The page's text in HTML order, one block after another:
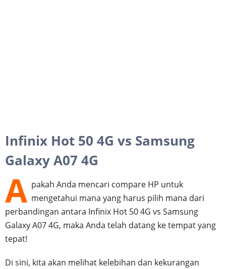
Infinix Hot 50 4G vs Samsung
Galaxy A07 4G
A pakah Anda mencari compare HP untuk
mengetahui mana yang harus pilih mana dari
perbandingan antara Infinix Hot 50 4G vs Samsung
Galaxy A07 4G, maka Anda telah datang ke tempat yang
tepat!
Di sini, kita akan melihat kelebihan dan kekurangan